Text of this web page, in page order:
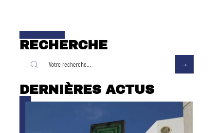
RECHERCHE
DERNIÈRES ACTUS